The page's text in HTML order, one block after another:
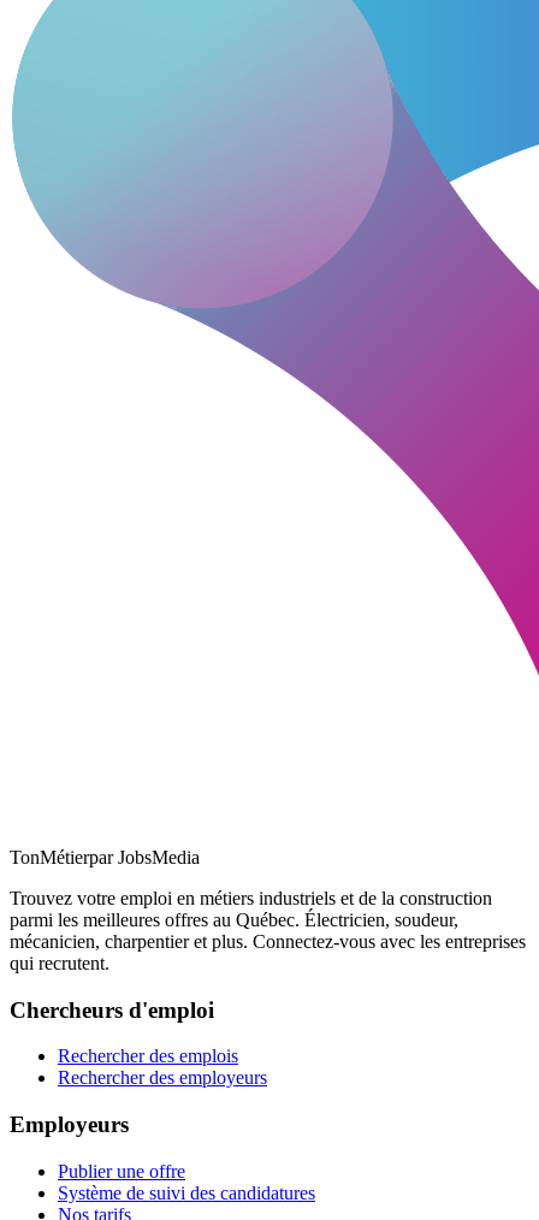
TonMétierpar JobsMedia
Trouvez votre emploi en métiers industriels et de la construction
parmi les meilleures offres au Québec. Électricien, soudeur,
mécanicien, charpentier et plus. Connectez-vous avec les entreprises
qui recrutent.
Chercheurs d'emploi
Rechercher des emplois
Rechercher des employeurs
Employeurs
Publier une offre
Système de suivi des candidatures
Nos tarifs